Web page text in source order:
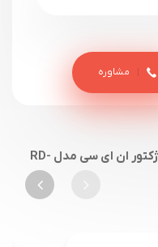
مشاوره
محصولات مشابه ریموت کنترل پروژکتور ان ای سی مدل RD-